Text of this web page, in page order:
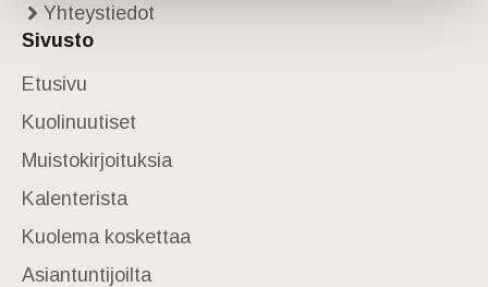
Yhteystiedot
Sivusto
Etusivu
Kuolinuutiset
Muistokirjoituksia
Kalenterista
Kuolema koskettaa
Asiantuntijoilta